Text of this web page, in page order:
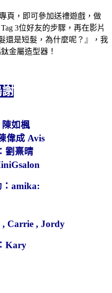
專頁，即可參加送禮遊戲，做
Tag 3位好友的步驟，再在影片
還是短髮，為什麼呢？』，我
金屬造型器！
如楓
偉成 Avis
劉熹晴
amika:
Carrie , Jordy
Kary